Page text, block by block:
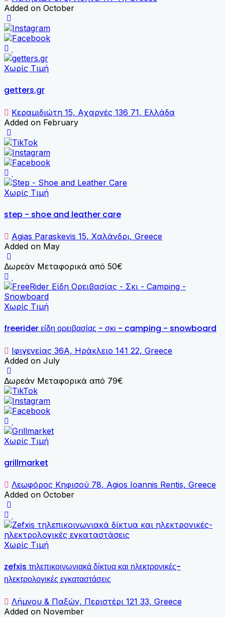
Added on October
Χωρίς Τιμή
getters.gr
Κεραμιδιώτη 15, Αχαρνές 136 71, Ελλάδα
Added on February
Χωρίς Τιμή
step - shoe and leather care
Agias Paraskevis 15, Χαλάνδρι, Greece
Added on May
Δωρεάν Μεταφορικά από 50€
Χωρίς Τιμή
freerider είδη ορειβασίας - σκι - camping - snowboard
Ιφιγενείας 36A, Ηράκλειο 141 22, Greece
Added on July
Δωρεάν Μεταφορικά από 79€
Χωρίς Τιμή
grillmarket
Λεωφόρος Κηφισού 78, Agios Ioannis Rentis, Greece
Added on October
Χωρίς Τιμή
zefxis τηλεπικοινωνιακά δίκτυα και ηλεκτρονικές-
ηλεκτρολογικές εγκαταστάσεις
Λήμνου & Παξών, Περιστέρι 121 33, Greece
Added on November